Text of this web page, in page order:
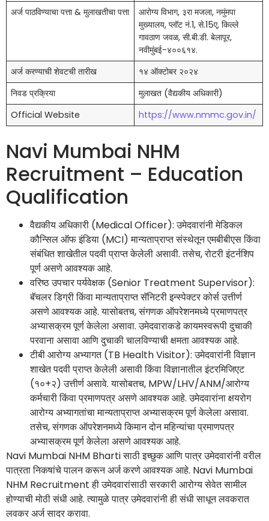
अर्ज पाठविण्याचा पत्ता & मुलाखतीचा पत्ता
आरोग्य विभाग, ३रा मजला, नमुंमपा
मुख्यालय, प्लॉट नं.1, से.15ए, किल्ले
गावठाण जवळ, सी.बी.डी. बेलापूर,
नवीमुंबई-४००६१४.
अर्ज करण्याची शेवटची तारीख
१४ ऑक्टोबर २०२४
निवड प्रक्रिया
मुलाखत (वैद्यकीय अधिकारी)
Official Website
https://www.nmmc.gov.in/
Navi Mumbai NHM
Recruitment – Education
Qualification
वैद्यकीय अधिकारी (Medical Officer): उमेदवारांनी मेडिकल
कौन्सिल ऑफ इंडिया (MCI) मान्यताप्राप्त संस्थेतून एमबीबीएस किंवा
संबंधित शाखेतील पदवी प्राप्त केलेली असावी. तसेच, रोटरी इंटर्नशिप
पूर्ण असणे आवश्यक आहे.
वरिष्ठ उपचार पर्यवेक्षक (Senior Treatment Supervisor):
बॅचलर डिग्री किंवा मान्यताप्राप्त सॅनिटरी इन्स्पेक्टर कोर्स उत्तीर्ण
असणे आवश्यक आहे. यासोबतच, संगणक ऑपरेशनमध्ये प्रमाणपत्र
अभ्यासक्रम पूर्ण केलेला असावा. उमेदवाराकडे कायमस्वरूपी दुचाकी
परवाना असावा आणि दुचाकी चालविण्याची क्षमता आवश्यक आहे.
टीबी आरोग्य अभ्यागत (TB Health Visitor): उमेदवारांनी विज्ञान
शाखेत पदवी प्राप्त केलेली असावी किंवा विज्ञानातील इंटरमिजिएट
(१०+२) उत्तीर्ण असावे. यासोबतच, MPW/LHV/ANM/आरोग्य
कर्मचारी किंवा प्रमाणपत्र असणे आवश्यक आहे. उमेदवारांना क्षयरोग
आरोग्य अभ्यागतांचा मान्यताप्राप्त अभ्यासक्रम पूर्ण केलेला असावा.
तसेच, संगणक ऑपरेशनमध्ये किमान दोन महिन्यांचा प्रमाणपत्र
अभ्यासक्रम पूर्ण केलेला असणे आवश्यक आहे.
Navi Mumbai NHM Bharti साठी इच्छुक आणि पात्र उमेदवारांनी वरील
पात्रता निकषांचे पालन करून अर्ज करणे आवश्यक आहे. Navi Mumbai
NHM Recruitment ही उमेदवारांसाठी सरकारी आरोग्य सेवेत सामील
होण्याची मोठी संधी आहे. त्यामुळे पात्र उमेदवारांनी ही संधी साधून लवकरात
लवकर अर्ज सादर करावा.